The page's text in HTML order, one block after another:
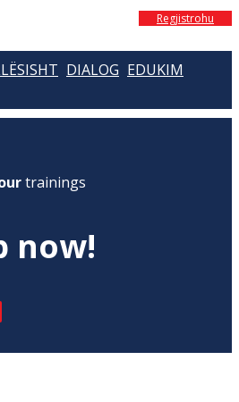
Regjistrohu
DIALOG EDUKIM
trainings
now!